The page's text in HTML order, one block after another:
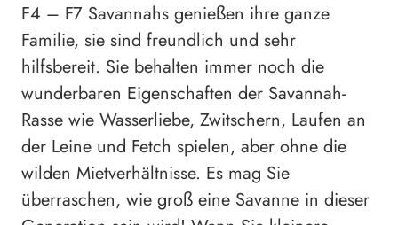
F4 – F7 Savannahs genießen ihre ganze
Familie, sie sind freundlich und sehr
hilfsbereit. Sie behalten immer noch die
wunderbaren Eigenschaften der Savannah-
Rasse wie Wasserliebe, Zwitschern, Laufen an
der Leine und Fetch spielen, aber ohne die
wilden Mietverhältnisse. Es mag Sie
überraschen, wie groß eine Savanne in dieser